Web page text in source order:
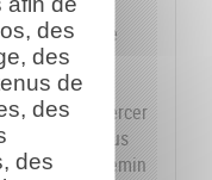
dont la
traiter votre
opposition,
pouvez exercer
en vous
Musée du Chemin
des
des
de
des
des